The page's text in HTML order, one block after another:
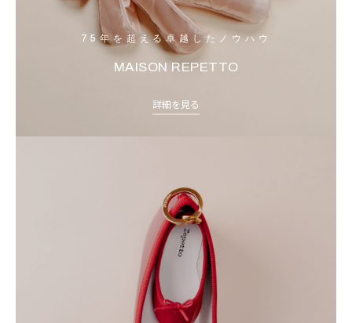
75年を超える卓越したノウハウ
MAISON REPETTO
詳細を見る